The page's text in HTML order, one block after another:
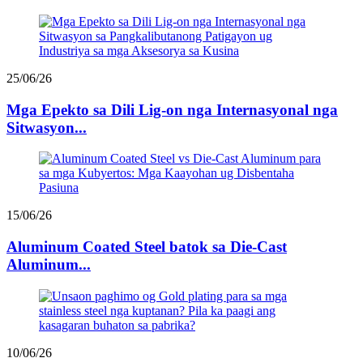
25/06/26
Mga Epekto sa Dili Lig-on nga Internasyonal nga
Sitwasyon...
15/06/26
Aluminum Coated Steel batok sa Die-Cast
Aluminum...
10/06/26